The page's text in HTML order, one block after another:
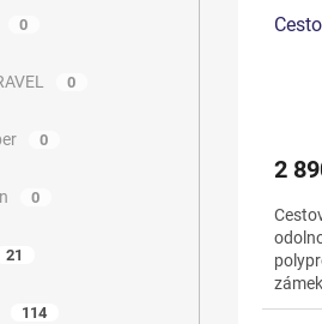
0
0
0
0
21
114
2